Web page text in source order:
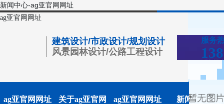
新闻中心-ag亚官网网址
ag亚官网网址
建筑设计/市政设计/规划设计
风景园林设计/公路工程设计
服务
ag亚官网网址 关于ag亚官网 ag亚官网网址 新闻中心